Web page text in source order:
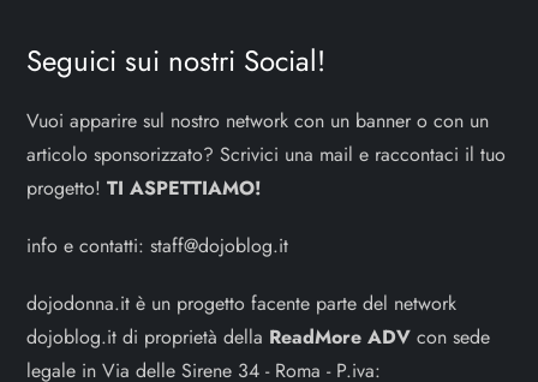
Seguici sui nostri Social!
Vuoi apparire sul nostro network con un banner o con un
articolo sponsorizzato? Scrivici una mail e raccontaci il tuo
progetto!TI ASPETTIAMO!
info e contatti:staff@dojoblog.it
dojodonna.it è un progetto facente parte del network
dojoblog.it di proprietà della ReadMore ADV con sede
legale in Via delle Sirene 34 - Roma - P.iva: